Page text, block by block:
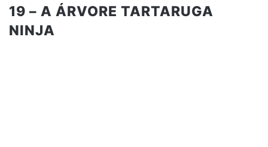
19 – A ÁRVORE TARTARUGA
NINJA